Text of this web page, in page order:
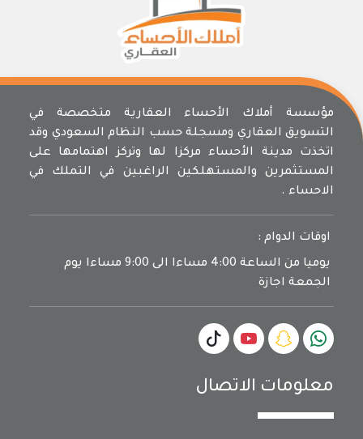
مؤسسة أملاك الأحساء العقارية متخصصة في
التسويق العقاري ومسجلة حسب النظام السعودي وقد
اتخذت مدينة الأحساء مركزا لها وتركز اهتمامها على
المستثمرين والمستهلكين الراغبين في التملك في
الاحساء .
اوقات الدوام :
يوميا من الساعة 4:00 مساءا الى 9:00 مساءا يوم
الجمعة اجازة
معلومات الاتصال